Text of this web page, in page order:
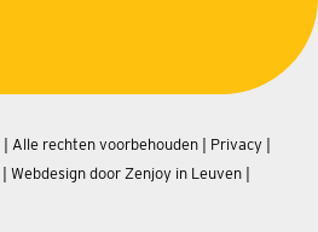
Alle rechten voorbehouden | Privacy
Webdesign door Zenjoy in Leuven